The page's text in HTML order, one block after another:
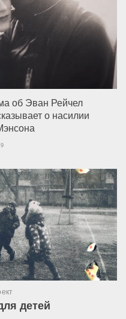
об Эван Рейчел
о насилии
детей